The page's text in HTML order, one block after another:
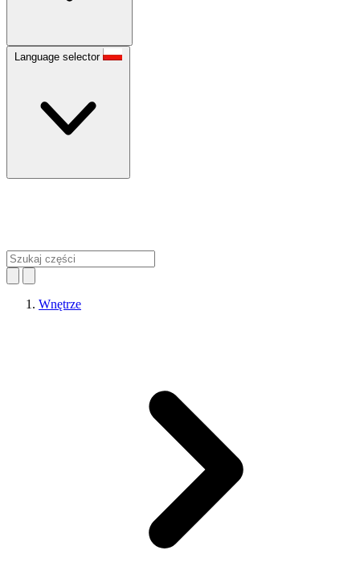
Language selector
Wnętrze